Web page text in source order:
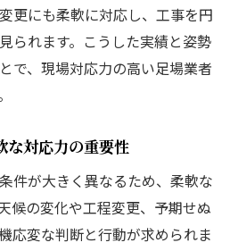
更にも柔軟に対応し、工事を円
られます。こうした実績と姿勢
で、現場対応力の高い足場業者
な対応力の重要性
件が大きく異なるため、柔軟な
候の変化や工程変更、予期せぬ
応変な判断と行動が求められま